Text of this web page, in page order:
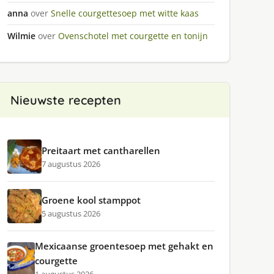
anna over Snelle courgettesoep met witte kaas
Wilmie over Ovenschotel met courgette en tonijn
Nieuwste recepten
Preitaart met cantharellen
7 augustus 2026
Groene kool stamppot
5 augustus 2026
Mexicaanse groentesoep met gehakt en
courgette